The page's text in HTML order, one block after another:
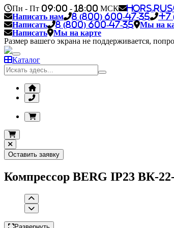
Пн - Пт 09:00 - 18:00 МСК
Написать нам
8 (800) 600-47-35 +7
Написать
8 (800) 600-47-35
Мы на
Написать
Мы на карте
Размер вашего экрана не поддерживается,
Каталог
Оставить заявку
Компрессор BERG IP23 ВК-